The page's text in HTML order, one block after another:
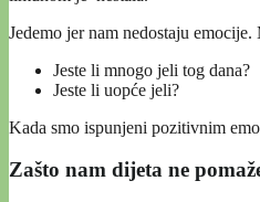
Jedemo jer nam nedostaju
Jeste li mnogo jeli tog dana?
Jeste li uopće jeli?
Kada smo ispunjeni pozitivnim
Zašto nam dijeta ne